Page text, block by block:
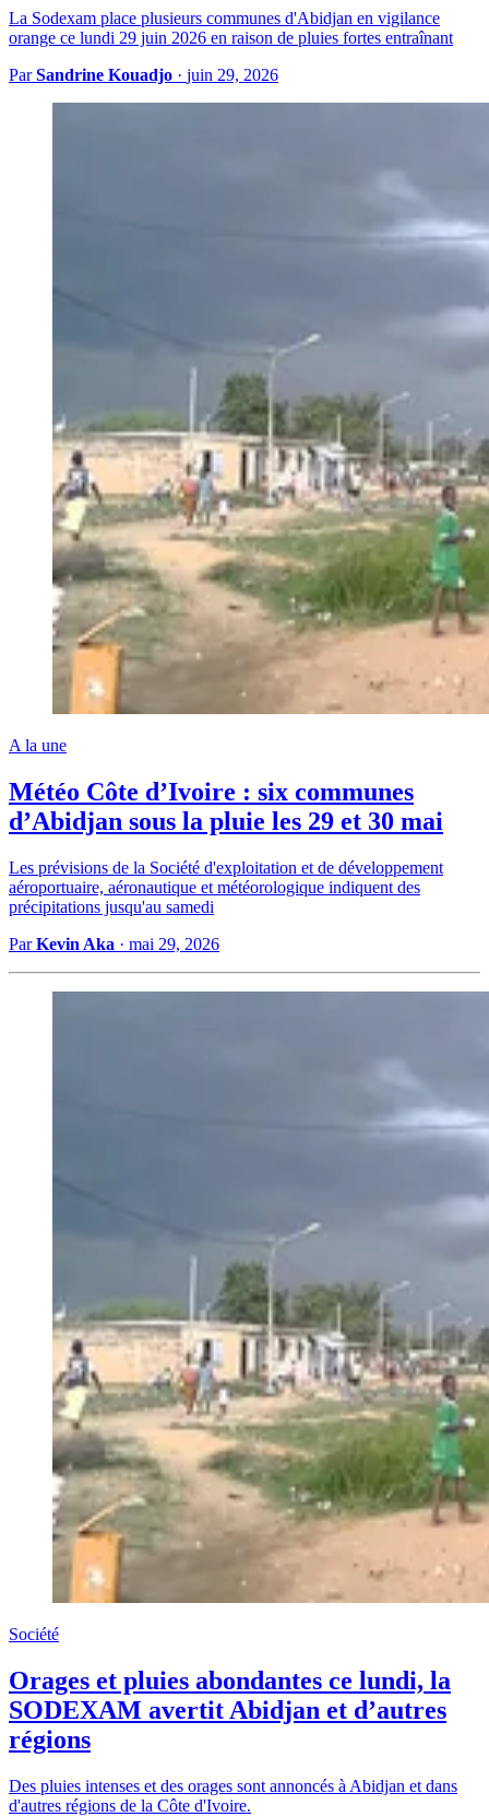
La Sodexam place plusieurs communes d'Abidjan en vigilance
orange ce lundi 29 juin 2026 en raison de pluies fortes entraînant
ParSandrine Kouadjo · juin 29, 2026
A la une
Météo Côte d’Ivoire : six communes
d’Abidjan sous la pluie les 29 et 30 mai
Les prévisions de la Société d'exploitation et de développement
aéroportuaire, aéronautique et météorologique indiquent des
précipitations jusqu'au samedi
ParKevin Aka · mai 29, 2026
Société
Orages et pluies abondantes ce lundi, la
SODEXAM avertit Abidjan et d’autres
régions
Des pluies intenses et des orages sont annoncés à Abidjan et dans
d'autres régions de la Côte d'Ivoire.